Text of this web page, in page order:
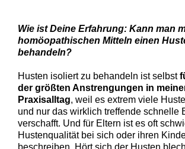
Wie ist Deine Erfahrung: Kann man
homöopathischen Mitteln einen
behandeln?
Husten isoliert zu behandeln ist selbst
der größten Anstrengungen in
Praxisalltag, weil es extrem viele
und nur das wirklich treffende schnelle
verschafft. Und für Eltern ist es oft
Hustenqualität bei sich oder ihren
beschreiben. Hört sich der Husten